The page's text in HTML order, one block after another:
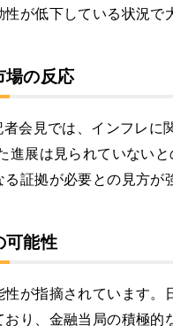
が低下している状況で
場の反応
会見では、インフレに
進展は見られていない
証拠が必要との見方が
可能性
が指摘されています
り、金融当局の積極